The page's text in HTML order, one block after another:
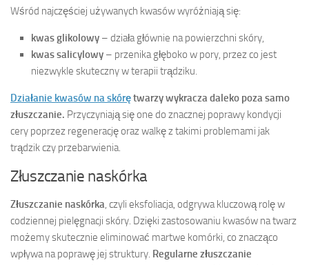
Wśród najczęściej używanych kwasów wyróżniają się:
kwas glikolowy – działa głównie na powierzchni skóry,
kwas salicylowy – przenika głęboko w pory, przez co jest
niezwykle skuteczny w terapii trądziku.
Działanie kwasów na skórętwarzy wykracza daleko poza samo
złuszczanie. Przyczyniają się one do znacznej poprawy kondycji
cery poprzez regenerację oraz walkę z takimi problemami jak
trądzik czy przebarwienia.
Złuszczanie naskórka
Złuszczanie naskórka, czyli eksfoliacja, odgrywa kluczową rolę w
codziennej pielęgnacji skóry. Dzięki zastosowaniu kwasów na twarz
możemy skutecznie eliminować martwe komórki, co znacząco
wpływa na poprawę jej struktury. Regularne złuszczanie